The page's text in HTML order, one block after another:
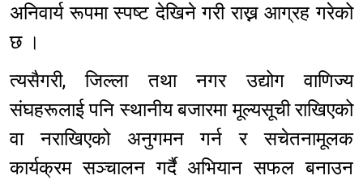
अनिवार्य रूपमा स्पष्ट देखिने गरी राख्न आग्रह गरेको
छ ।
त्यसैगरी, जिल्ला तथा नगर उद्योग वाणिज्य
संघहरूलाई पनि स्थानीय बजारमा मूल्यसूची राखिएको
वा नराखिएको अनुगमन गर्न र सचेतनामूलक
कार्यक्रम सञ्चालन गर्दै अभियान सफल बनाउन